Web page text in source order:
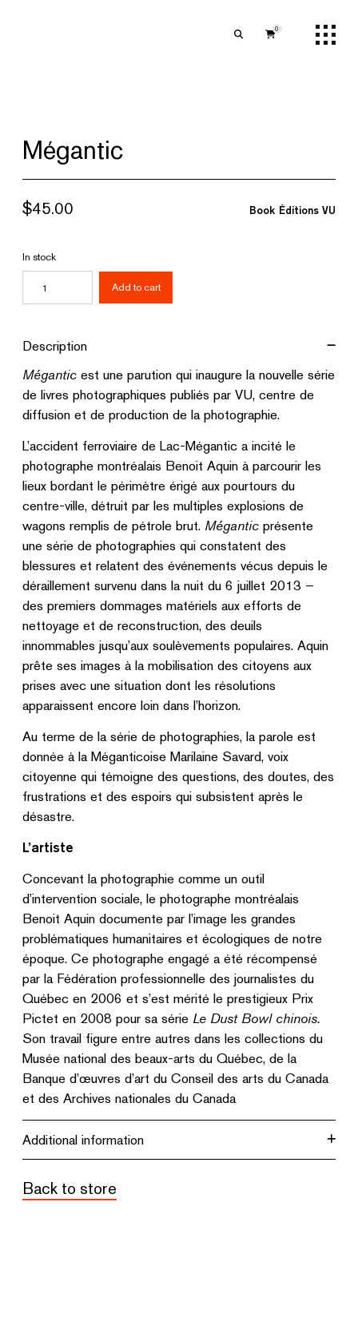
0
Mégantic
$45.00 Book Éditions VU
In stock
Mégantic
quantity
Add to cart
Description
Mégantic est une parution qui inaugure la nouvelle série
de livres photographiques publiés par VU, centre de
diffusion et de production de la photographie.
L’accident ferroviaire de Lac-Mégantic a incité le
photographe montréalais Benoit Aquin à parcourir les
lieux bordant le périmètre érigé aux pourtours du
centre-ville, détruit par les multiples explosions de
wagons remplis de pétrole brut. Mégantic présente
une série de photographies qui constatent des
blessures et relatent des événements vécus depuis le
déraillement survenu dans la nuit du 6 juillet 2013 –
des premiers dommages matériels aux efforts de
nettoyage et de reconstruction, des deuils
innommables jusqu’aux soulèvements populaires. Aquin
prête ses images à la mobilisation des citoyens aux
prises avec une situation dont les résolutions
apparaissent encore loin dans l’horizon.
Au terme de la série de photographies, la parole est
donnée à la Méganticoise Marilaine Savard, voix
citoyenne qui témoigne des questions, des doutes, des
frustrations et des espoirs qui subsistent après le
désastre.
L’artiste
Concevant la photographie comme un outil
d’intervention sociale, le photographe montréalais
Benoit Aquin documente par l’image les grandes
problématiques humanitaires et écologiques de notre
époque. Ce photographe engagé a été récompensé
par la Fédération professionnelle des journalistes du
Québec en 2006 et s’est mérité le prestigieux Prix
Pictet en 2008 pour sa série Le Dust Bowl chinois.
Son travail figure entre autres dans les collections du
Musée national des beaux-arts du Québec, de la
Banque d’œuvres d’art du Conseil des arts du Canada
et des Archives nationales du Canada
Additional information
Back to store